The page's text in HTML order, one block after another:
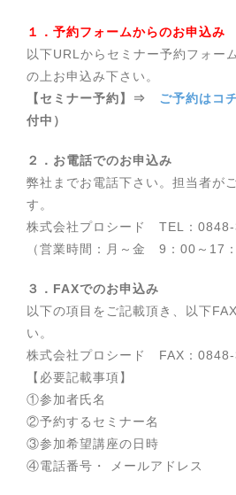
１．予約フォームからのお申込み
以下URLからセミナー予約フォー
の上お申込み下さい。
【セミナー予約】⇒ ご予約はコ
付中）
２．お電話でのお申込み
弊社までお電話下さい。担当者が
す。
株式会社プロシード TEL：
（営業時間：月～金 9：00～17：
３．FAXでのお申込み
以下の項目をご記載頂き、以下
い。
株式会社プロシード FAX：
【必要記載事項】
①参加者氏名
②予約するセミナー名
③参加希望講座の日時
④電話番号・ メールアドレス